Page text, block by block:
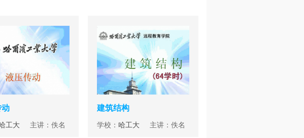
动
工大 主讲：佚名
建筑结构
学校： 哈工大 主讲：佚名